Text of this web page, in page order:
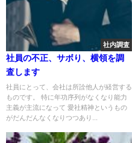
社内調査
社員の不正、サボり、横領を調
査します
社員にとって、会社は所詮他人が経営する
ものです。 特に年功序列がなくなり能力
主義が主流になって 愛社精神というもの
がだんだんなくなりつつあり...